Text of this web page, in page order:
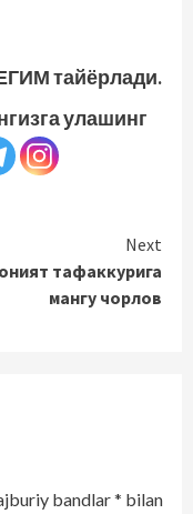
тайёрлади.
улашинг
Next
тафаккурига
мангу чорлов
bandlar* bilan